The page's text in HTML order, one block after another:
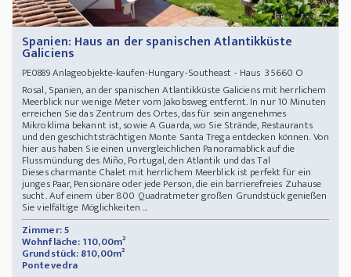
Spanien: Haus an der spanischen Atlantikküste
Galiciens
PE0889Anlageobjekte-kaufen-Hungary-Southeast - Haus 35660 O
Rosal, Spanien, an der spanischen Atlantikküste Galiciens mit herrlichem
Meerblick nur wenige Meter vom Jakobsweg entfernt. In nur 10 Minuten
erreichen Sie das Zentrum des Ortes, das für sein angenehmes
Mikroklima bekannt ist, sowie A Guarda, wo Sie Strände, Restaurants
und den geschichtsträchtigen Monte Santa Trega entdecken können. Von
hier aus haben Sie einen unvergleichlichen Panoramablick auf die
Flussmündung des Miño, Portugal, den Atlantik und das Tal
Dieses charmante Chalet mit herrlichem Meerblick ist perfekt für ein
junges Paar, Pensionäre oder jede Person, die ein barrierefreies Zuhause
sucht. Auf einem über 800 Quadratmeter großen Grundstück genießen
Sie vielfältige Möglichkeiten ...
Zimmer: 5
Wohnfläche: 110,00m²
Grundstück: 810,00m²
Pontevedra